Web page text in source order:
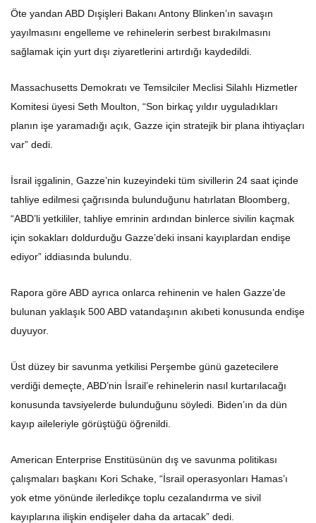
Öte yandan ABD Dışişleri Bakanı Antony Blinken’ın savaşın
yayılmasını engelleme ve rehinelerin serbest bırakılmasını
sağlamak için yurt dışı ziyaretlerini artırdığı kaydedildi.
Massachusetts Demokratı ve Temsilciler Meclisi Silahlı Hizmetler
Komitesi üyesi Seth Moulton, “Son birkaç yıldır uyguladıkları
planın işe yaramadığı açık, Gazze için stratejik bir plana ihtiyaçları
var” dedi.
İsrail işgalinin, Gazze’nin kuzeyindeki tüm sivillerin 24 saat içinde
tahliye edilmesi çağrısında bulunduğunu hatırlatan Bloomberg,
“ABD’li yetkililer, tahliye emrinin ardından binlerce sivilin kaçmak
için sokakları doldurduğu Gazze’deki insani kayıplardan endişe
ediyor” iddiasında bulundu.
Rapora göre ABD ayrıca onlarca rehinenin ve halen Gazze’de
bulunan yaklaşık 500 ABD vatandaşının akıbeti konusunda endişe
duyuyor.
Üst düzey bir savunma yetkilisi Perşembe günü gazetecilere
verdiği demeçte, ABD’nin İsrail’e rehinelerin nasıl kurtarılacağı
konusunda tavsiyelerde bulunduğunu söyledi. Biden’ın da dün
kayıp aileleriyle görüştüğü öğrenildi.
American Enterprise Enstitüsünün dış ve savunma politikası
çalışmaları başkanı Kori Schake, “İsrail operasyonları Hamas’ı
yok etme yönünde ilerledikçe toplu cezalandırma ve sivil
kayıplarına ilişkin endişeler daha da artacak” dedi.